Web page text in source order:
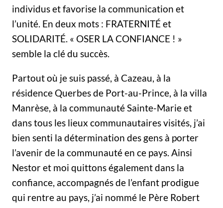
individus et favorise la communication et
l’unité. En deux mots : FRATERNITÉ et
SOLIDARITÉ. « OSER LA CONFIANCE ! »
semble la clé du succès.
Partout où je suis passé, à Cazeau, à la
résidence Querbes de Port-au-Prince, à la villa
Manrèse, à la communauté Sainte-Marie et
dans tous les lieux communautaires visités, j’ai
bien senti la détermination des gens à porter
l’avenir de la communauté en ce pays. Ainsi
Nestor et moi quittons également dans la
confiance, accompagnés de l’enfant prodigue
qui rentre au pays, j’ai nommé le Père Robert